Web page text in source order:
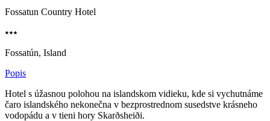
Fossatun Country Hotel
⭑⭑⭑
Fossatún, Island
Popis
Hotel s úžasnou polohou na islandskom vidieku, kde si vychutnáme
čaro islandského nekonečna v bezprostrednom susedstve krásneho
vodopádu a v tieni hory Skarðsheiði.